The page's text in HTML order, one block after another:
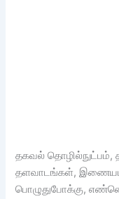
தகவல் தொழில்நுட்பம்,
தளவாடங்கள், இணையம்
பொழுதுபோக்கு,